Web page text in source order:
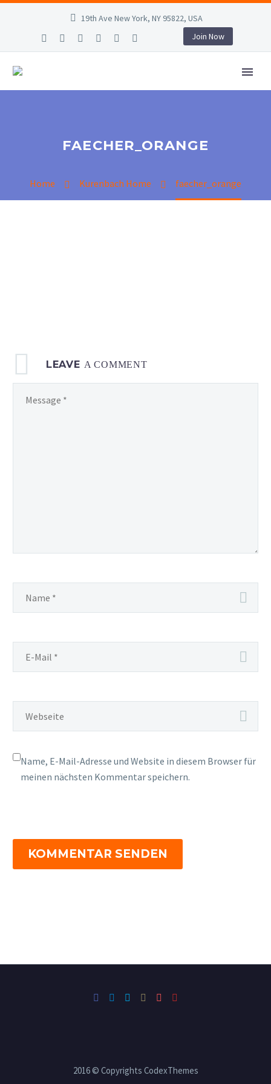
19th Ave New York, NY 95822, USA
Join Now
FAECHER_ORANGE
Home Kurenbach Home faecher_orange
LEAVE A COMMENT
Name, E-Mail-Adresse und Website in diesem Browser für
meinen nächsten Kommentar speichern.
KOMMENTAR SENDEN
2016 © Copyrights CodexThemes